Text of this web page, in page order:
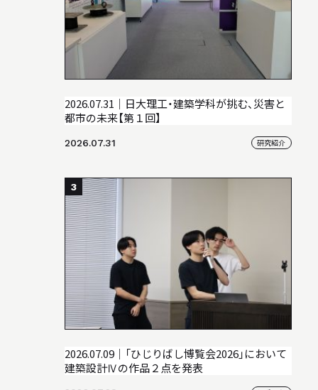
2026.07.31｜日大理工・建築学科が挑む、災害と
都市の未来【第１回】
2026.07.31 研究紹介
3
2026.07.09｜「ひじりばし博覧会2026」において
建築設計Ⅳの作品２点を発表